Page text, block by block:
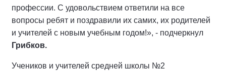
профессии. С удовольствием ответили на все
вопросы ребят и поздравили их самих, их родителей
и учителей с новым учебным годом!», - подчеркнул
Грибков.
Учеников и учителей средней школы №2